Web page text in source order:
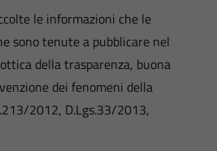
le informazioni che le
sono tenute a pubblicare nel
della trasparenza, buona
dei fenomeni della
2012, D.Lgs.33/2013,